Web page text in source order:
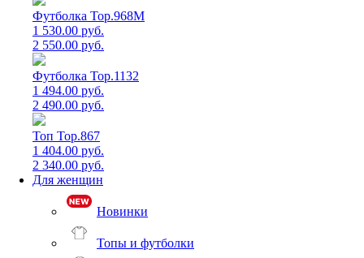
Футболка Top.968M
1 530.00 руб.
2 550.00 руб.
Футболка Top.1132
1 494.00 руб.
2 490.00 руб.
Топ Top.867
1 404.00 руб.
2 340.00 руб.
Для женщин
Новинки
Топы и футболки